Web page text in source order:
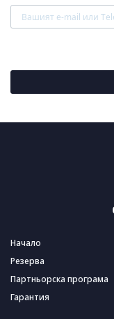
Начало
Резерва
Партньорска програма
Гарантия